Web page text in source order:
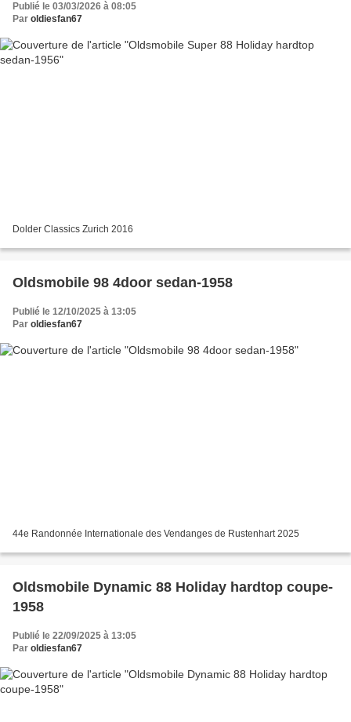
Publié le 03/03/2026 à 08:05
Par oldiesfan67
Dolder Classics Zurich 2016
Oldsmobile 98 4door sedan-1958
Publié le 12/10/2025 à 13:05
Par oldiesfan67
44e Randonnée Internationale des Vendanges de Rustenhart 2025
Oldsmobile Dynamic 88 Holiday hardtop coupe-
1958
Publié le 22/09/2025 à 13:05
Par oldiesfan67